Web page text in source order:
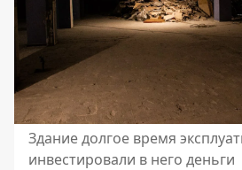
Здание долгое время
инвестировали в него деньги